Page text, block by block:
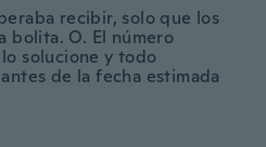
recibir, solo que los
bolita. O. El número
solucione y todo
de la fecha estimada